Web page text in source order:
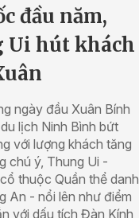
đầu năm,
Ui hút khách
ngày đầu Xuân Bính
lịch Ninh Bình bứt
với lượng khách tăng
chú ý, Thung Ui -
thuộc Quần thể danh
An - nổi lên như điểm
với dấu tích Đàn Kính